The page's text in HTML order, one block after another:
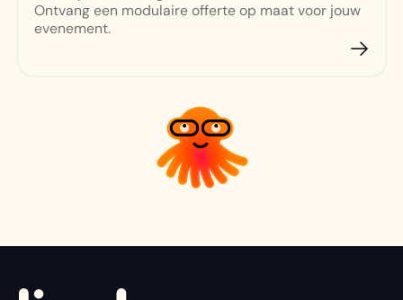
Ontvang een modulaire offerte op maat voor jouw
evenement.